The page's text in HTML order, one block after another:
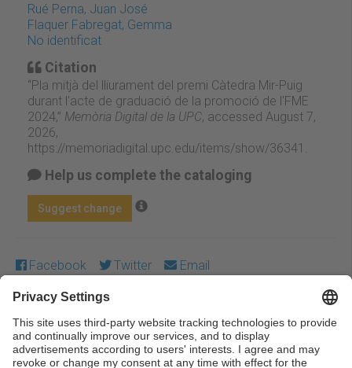
Rué Perna, Juan José
Flaquer Fabregat, Gemma
No identificat
Citation
“Pla mitjà del lliurament del premi Càtedra Mir-Puig
durant l'acte de graduació de la promoció de l'FME
2024,” Memòria Digital de la UPC, accessed August 7,
2026,
https://memoriadigital.upc.edu/items/show/36341
Help us complete the cataloging
Suggest change
Facebook Twitter Email
Except where otherwise noted, content on this work is
licensed under a Creative Commons license:Attribution-